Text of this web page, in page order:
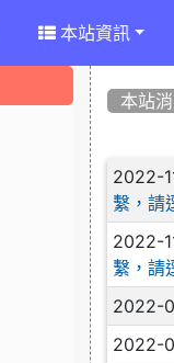
本站資訊
本站
文
2022-
繫，請
2022-
繫，請
2022-
2022-